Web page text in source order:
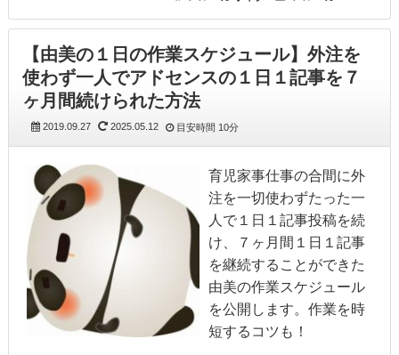
【由美の１日の作業スケジュール】外注を
使わず一人でアドセンスの１日１記事を７
ヶ月間続けられた方法
2019.09.27 2025.05.12 目安時間 10分
育児家事仕事の合間に外
注を一切使わずたった一
人で１日１記事投稿を続
け、７ヶ月間１日１記事
を継続することができた
由美の作業スケジュール
を公開します。作業を時
短するコツも！